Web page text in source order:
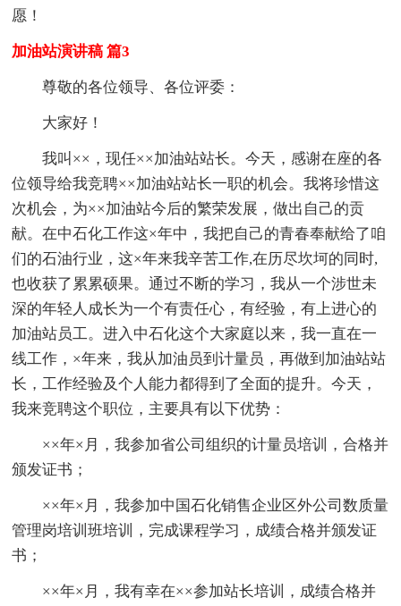
愿！
加油站演讲稿 篇3
尊敬的各位领导、各位评委：
大家好！
我叫××，现任××加油站站长。今天，感谢在座的各
位领导给我竞聘××加油站站长一职的机会。我将珍惜这
次机会，为××加油站今后的繁荣发展，做出自己的贡
献。在中石化工作这×年中，我把自己的青春奉献给了咱
们的石油行业，这×年来我辛苦工作,在历尽坎坷的同时,
也收获了累累硕果。通过不断的学习，我从一个涉世未
深的年轻人成长为一个有责任心，有经验，有上进心的
加油站员工。进入中石化这个大家庭以来，我一直在一
线工作，×年来，我从加油员到计量员，再做到加油站站
长，工作经验及个人能力都得到了全面的提升。今天，
我来竞聘这个职位，主要具有以下优势：
××年×月，我参加省公司组织的计量员培训，合格并
颁发证书；
××年×月，我参加中国石化销售企业区外公司数质量
管理岗培训班培训，完成课程学习，成绩合格并颁发证
书；
××年×月，我有幸在××参加站长培训，成绩合格并